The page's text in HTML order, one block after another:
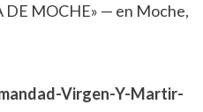
DE MOCHE» — en Moche,
Virgen-Y-Martir-